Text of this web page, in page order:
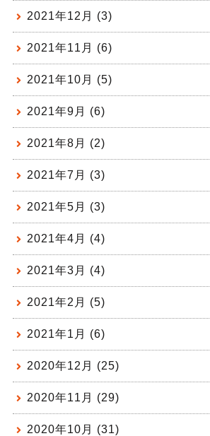
2021年12月 (3)
2021年11月 (6)
2021年10月 (5)
2021年9月 (6)
2021年8月 (2)
2021年7月 (3)
2021年5月 (3)
2021年4月 (4)
2021年3月 (4)
2021年2月 (5)
2021年1月 (6)
2020年12月 (25)
2020年11月 (29)
2020年10月 (31)